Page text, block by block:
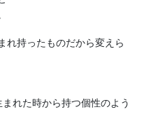
れ持ったものだから変えら
れた時から持つ個性のよう